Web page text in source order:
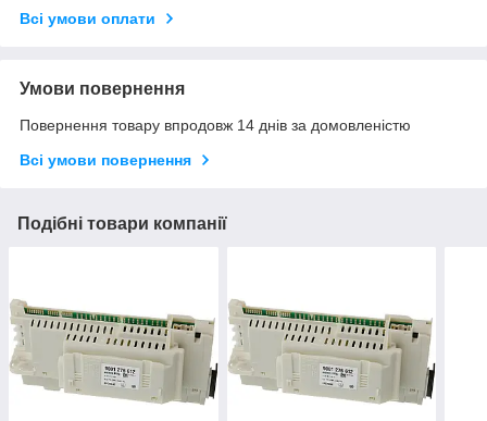
Всі умови оплати
Умови повернення
Повернення товару впродовж 14 днів за домовленістю
Всі умови повернення
Подібні товари компанії